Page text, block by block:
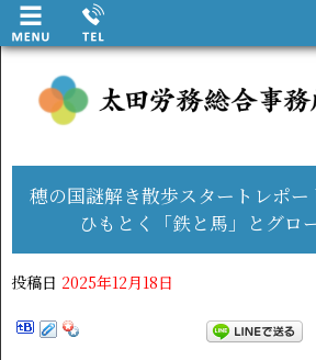
穂の国謎解き散歩スタートレポー
ひもとく「鉄と馬」とグロー
投稿日 2025年12月18日